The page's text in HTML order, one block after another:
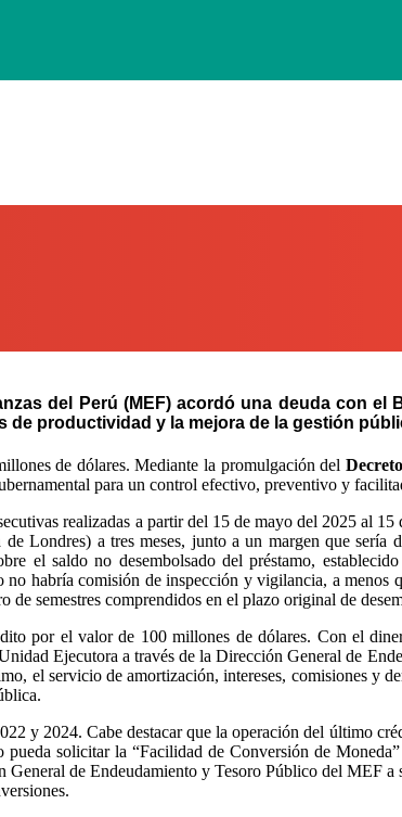
del Perú (MEF) acordó una deuda con el
de productividad y la mejora de la gestión
de dólares. Mediante la promulgación del
para un control efectivo, preventivo y
realizadas a partir del 15 de mayo del 2025 al
Londres) a tres meses, junto a un margen que sería
el saldo no desembolsado del préstamo,
habría comisión de inspección y vigilancia, a menos
semestres comprendidos en el plazo original de
por el valor de 100 millones de dólares. Con el
Ejecutora a través de la Dirección General de
servicio de amortización, intereses, comisiones y
y 2024. Cabe destacar que la operación del último
solicitar la “Facilidad de Conversión de
de Endeudamiento y Tesoro Público del MEF a